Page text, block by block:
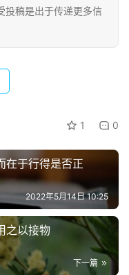
投稿是出于传递更多信
1 0
在于行得是否正
2022年5月14日 10:25
之以接物
下一篇